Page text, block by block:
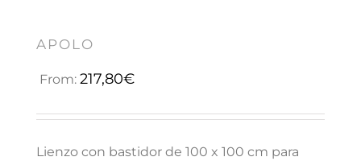
APOLO
From: 217,80€
Lienzo con bastidor de 100 x 100 cm para